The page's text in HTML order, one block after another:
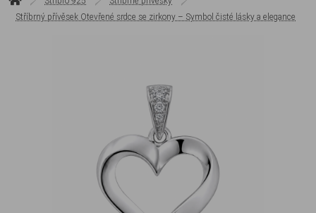
Stříbrný přívěsek Otevřené srdce se zirkony – Symbol čisté lásky a elegance